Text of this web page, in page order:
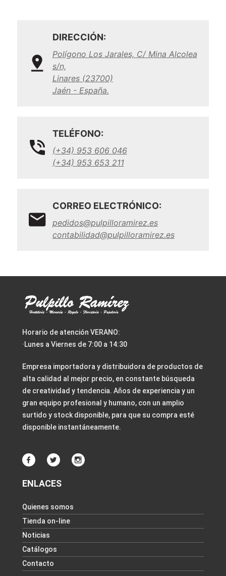
DIRECCIÓN:
Polígono Los Jarales, C/ Mina Alcolea
s/n,
Linares (23700)
Jaén - España.
TELÉFONO:
(+34) 953 606 046
(+34) 953 653 211
CORREO ELECTRÓNICO:
pedidos@pulpilloramirez.es
contabilidad@pulpilloramirez.es
Horario de atención VERANO:
·Lunes a Viernes de 7:00 a 14:30
Empresa importadora y distribuidora de productos de
alta calidad al mejor precio, en constante búsqueda
de creatividad y tendencia. Años de experiencia y un
gran equipo profesional y humano, con un amplio
surtido y stock disponible, para que su compra esté
disponible instantáneamente.
ENLACES
Quienes somos
Tienda on-line
Noticias
Catálogos
Contacto